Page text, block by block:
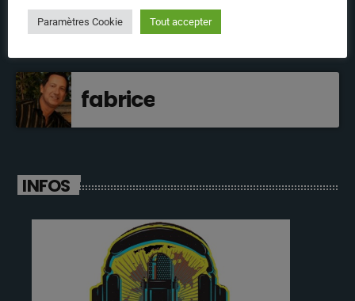
olivier
fabrice
INFOS
Paramètres Cookie Tout accepter